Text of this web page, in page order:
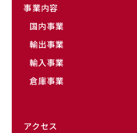
事業内容
国内事業
輸出事業
輸入事業
倉庫事業
アクセス